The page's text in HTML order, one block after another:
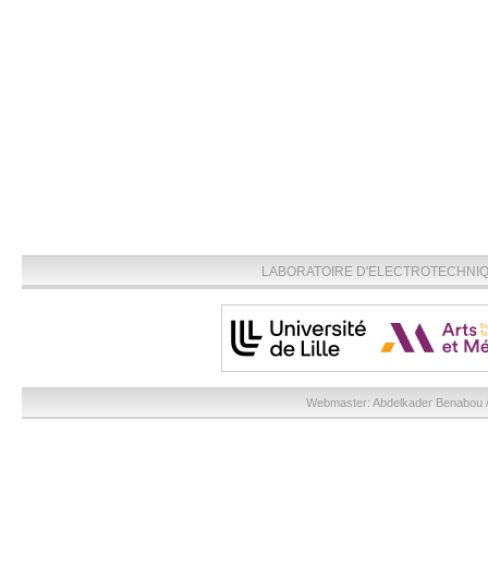
LABORATOIRE
Webmaster: Abdelkader Benabou